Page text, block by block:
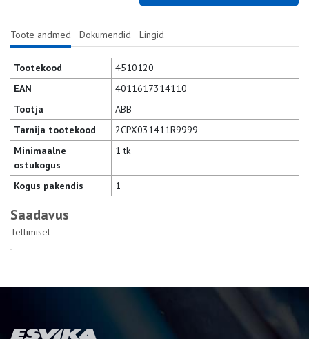
Toote andmed Dokumendid Lingid
Tootekood
4510120
EAN
4011617314110
Tootja
ABB
Tarnija tootekood
2CPX031411R9999
Minimaalne
ostukogus
1 tk
Kogus pakendis 1
Saadavus
Tellimisel